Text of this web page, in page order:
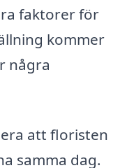
faktorer för
kommer
några
att floristen
samma dag.